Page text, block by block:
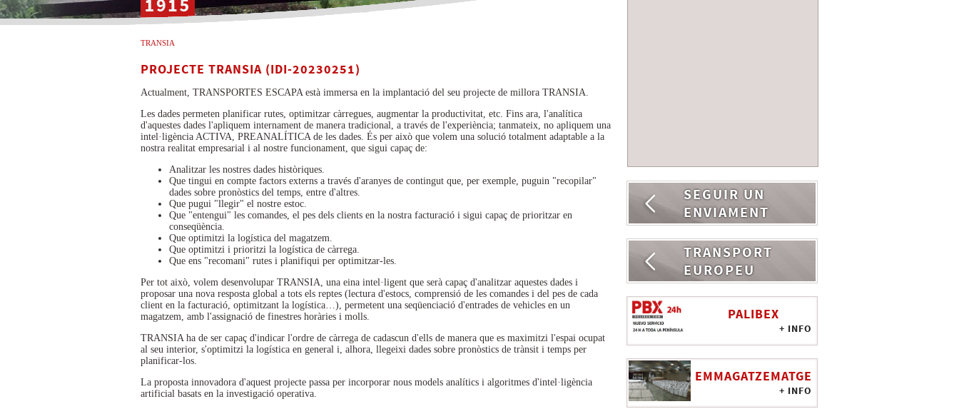
TRANSIA
PROJECTE TRANSIA (IDI-20230251)
Actualment, TRANSPORTES ESCAPA està immersa en la implantació del seu projecte de millora TRANSIA.
Les dades permeten planificar rutes, optimitzar càrregues, augmentar la productivitat, etc. Fins ara, l'analítica
d'aquestes dades l'apliquem internament de manera tradicional, a través de l'experiència; tanmateix, no apliquem una
intel·ligència ACTIVA, PREANALÍTICA de les dades. És per això que volem una solució totalment adaptable a la
nostra realitat empresarial i al nostre funcionament, que sigui capaç de:
Analitzar les nostres dades històriques.
Que tingui en compte factors externs a través d'aranyes de contingut que, per exemple, puguin "recopilar"
dades sobre pronòstics del temps, entre d'altres.
Que pugui "llegir" el nostre estoc.
Que "entengui" les comandes, el pes dels clients en la nostra facturació i sigui capaç de prioritzar en
conseqüència.
Que optimitzi la logística del magatzem.
Que optimitzi i prioritzi la logística de càrrega.
Que ens "recomani" rutes i planifiqui per optimitzar-les.
Per tot això, volem desenvolupar TRANSIA, una eina intel·ligent que serà capaç d'analitzar aquestes dades i
proposar una nova resposta global a tots els reptes (lectura d'estocs, comprensió de les comandes i del pes de cada
client en la facturació, optimitzant la logística…), permetent una seqüenciació d'entrades de vehicles en un
magatzem, amb l'assignació de finestres horàries i molls.
TRANSIA ha de ser capaç d'indicar l'ordre de càrrega de cadascun d'ells de manera que es maximitzi l'espai ocupat
al seu interior, s'optimitzi la logística en general i, alhora, llegeixi dades sobre pronòstics de trànsit i temps per
planificar-los.
La proposta innovadora d'aquest projecte passa per incorporar nous models analítics i algoritmes d'intel·ligència
artificial basats en la investigació operativa.
SEGUIR UN
ENVIAMENT
TRANSPORT
EUROPEU
PALIBEX
+ INFO
EMMAGATZEMATGE
+ INFO